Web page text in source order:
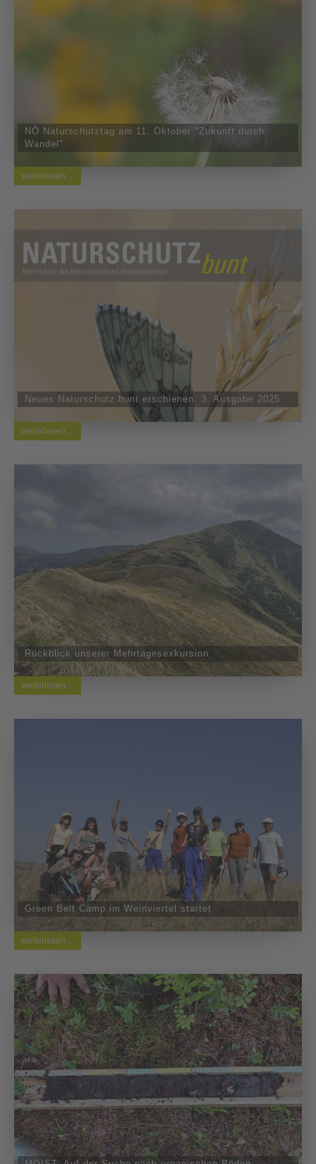
NÖ Naturschutztag am 11. Oktober "Zukunft durch
Wandel"
weiterlesen ...
Neues Naturschutz bunt erschienen: 3. Ausgabe 2025
weiterlesen ...
Rückblick unserer Mehrtagesexkursion
weiterlesen ...
Green Belt Camp im Weinviertel startet
weiterlesen ...